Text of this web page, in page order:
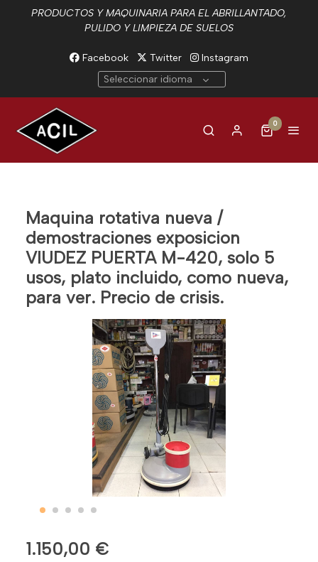
PRODUCTOS Y MAQUINARIA PARA EL ABRILLANTADO,
PULIDO Y LIMPIEZA DE SUELOS
Facebook Twitter
Instagram
Seleccionar idioma
0
Maquina rotativa nueva /
demostraciones exposicion
VIUDEZ PUERTA M-420, solo 5
usos, plato incluido, como nueva,
para ver. Precio de crisis.
1.150,00 €